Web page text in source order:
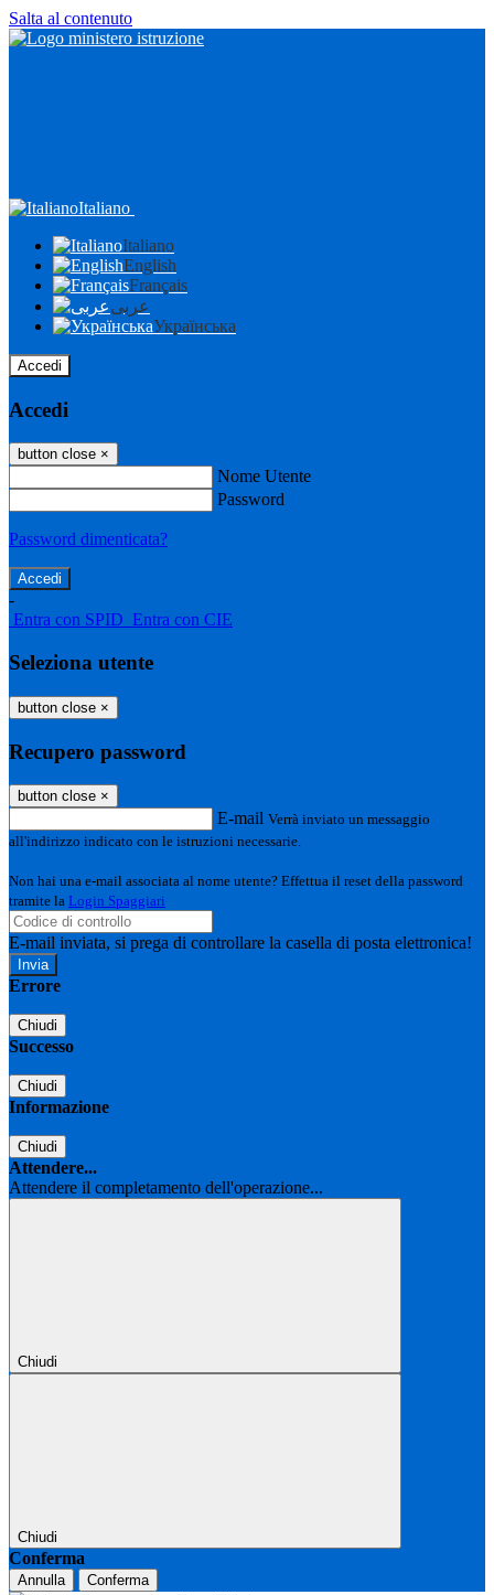
Salta al contenuto
Italiano
Italiano
English
Français
عربى
Українська
Accedi
Accedi
button close ×
Nome Utente
Password
Password dimenticata?
-
Entra con SPID Entra con CIE
Seleziona utente
button close ×
Recupero password
button close ×
E-mail Verrà inviato un messaggio
all'indirizzo indicato con le istruzioni necessarie.
Non hai una e-mail associata al nome utente? Effettua il reset della password
tramite la Login Spaggiari
E-mail inviata, si prega di controllare la casella di posta elettronica!
Errore
Chiudi
Successo
Chiudi
Informazione
Chiudi
Attendere...
Attendere il completamento dell'operazione...
Chiudi
Chiudi
Conferma
Annulla Conferma